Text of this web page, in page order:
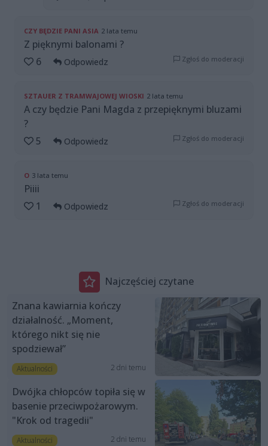
CZY BĘDZIE PANI ASIA 2 lata temu
Z pięknymi balonami ?
6
Odpowiedz Zgłoś do moderacji
SZTAUER Z TRAMWAJOWEJ WIOSKI 2 lata temu
A czy będzie Pani Magda z przepięknymi bluzami
?
5
Odpowiedz Zgłoś do moderacji
O 3 lata temu
Piiii
1
Odpowiedz Zgłoś do moderacji
Najczęściej czytane
Znana kawiarnia kończy
działalność. „Moment,
którego nikt się nie
spodziewał”
Aktualności 2 dni temu
Dwójka chłopców topiła się w
basenie przeciwpożarowym.
"Krok od tragedii"
Aktualności 2 dni temu